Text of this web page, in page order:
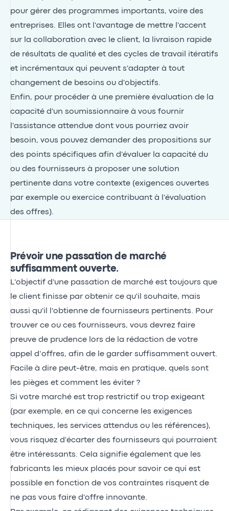
pour gérer des programmes importants, voire des
entreprises. Elles ont l'avantage de mettre l'accent
sur la collaboration avec le client, la livraison rapide
de résultats de qualité et des cycles de travail itératifs
et incrémentaux qui peuvent s'adapter à tout
changement de besoins ou d'objectifs.
Enfin, pour procéder à une première évaluation de la
capacité d'un soumissionnaire à vous fournir
l'assistance attendue dont vous pourriez avoir
besoin, vous pouvez demander des propositions sur
des points spécifiques afin d'évaluer la capacité du
ou des fournisseurs à proposer une solution
pertinente dans votre contexte (exigences ouvertes
par exemple ou exercice contribuant à l'évaluation
des offres).
Prévoir une passation de marché
suffisamment ouverte.
L'objectif d'une passation de marché est toujours que
le client finisse par obtenir ce qu'il souhaite, mais
aussi qu'il l'obtienne de fournisseurs pertinents. Pour
trouver ce ou ces fournisseurs, vous devrez faire
preuve de prudence lors de la rédaction de votre
appel d’offres, afin de le garder suffisamment ouvert.
Facile à dire peut-être, mais en pratique, quels sont
les pièges et comment les éviter ?
Si votre marché est trop restrictif ou trop exigeant
(par exemple, en ce qui concerne les exigences
techniques, les services attendus ou les références),
vous risquez d'écarter des fournisseurs qui pourraient
être intéressants. Cela signifie également que les
fabricants les mieux placés pour savoir ce qui est
possible en fonction de vos contraintes risquent de
ne pas vous faire d'offre innovante.